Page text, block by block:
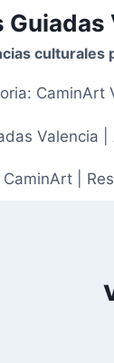
culturales
CaminArt
Valencia
|